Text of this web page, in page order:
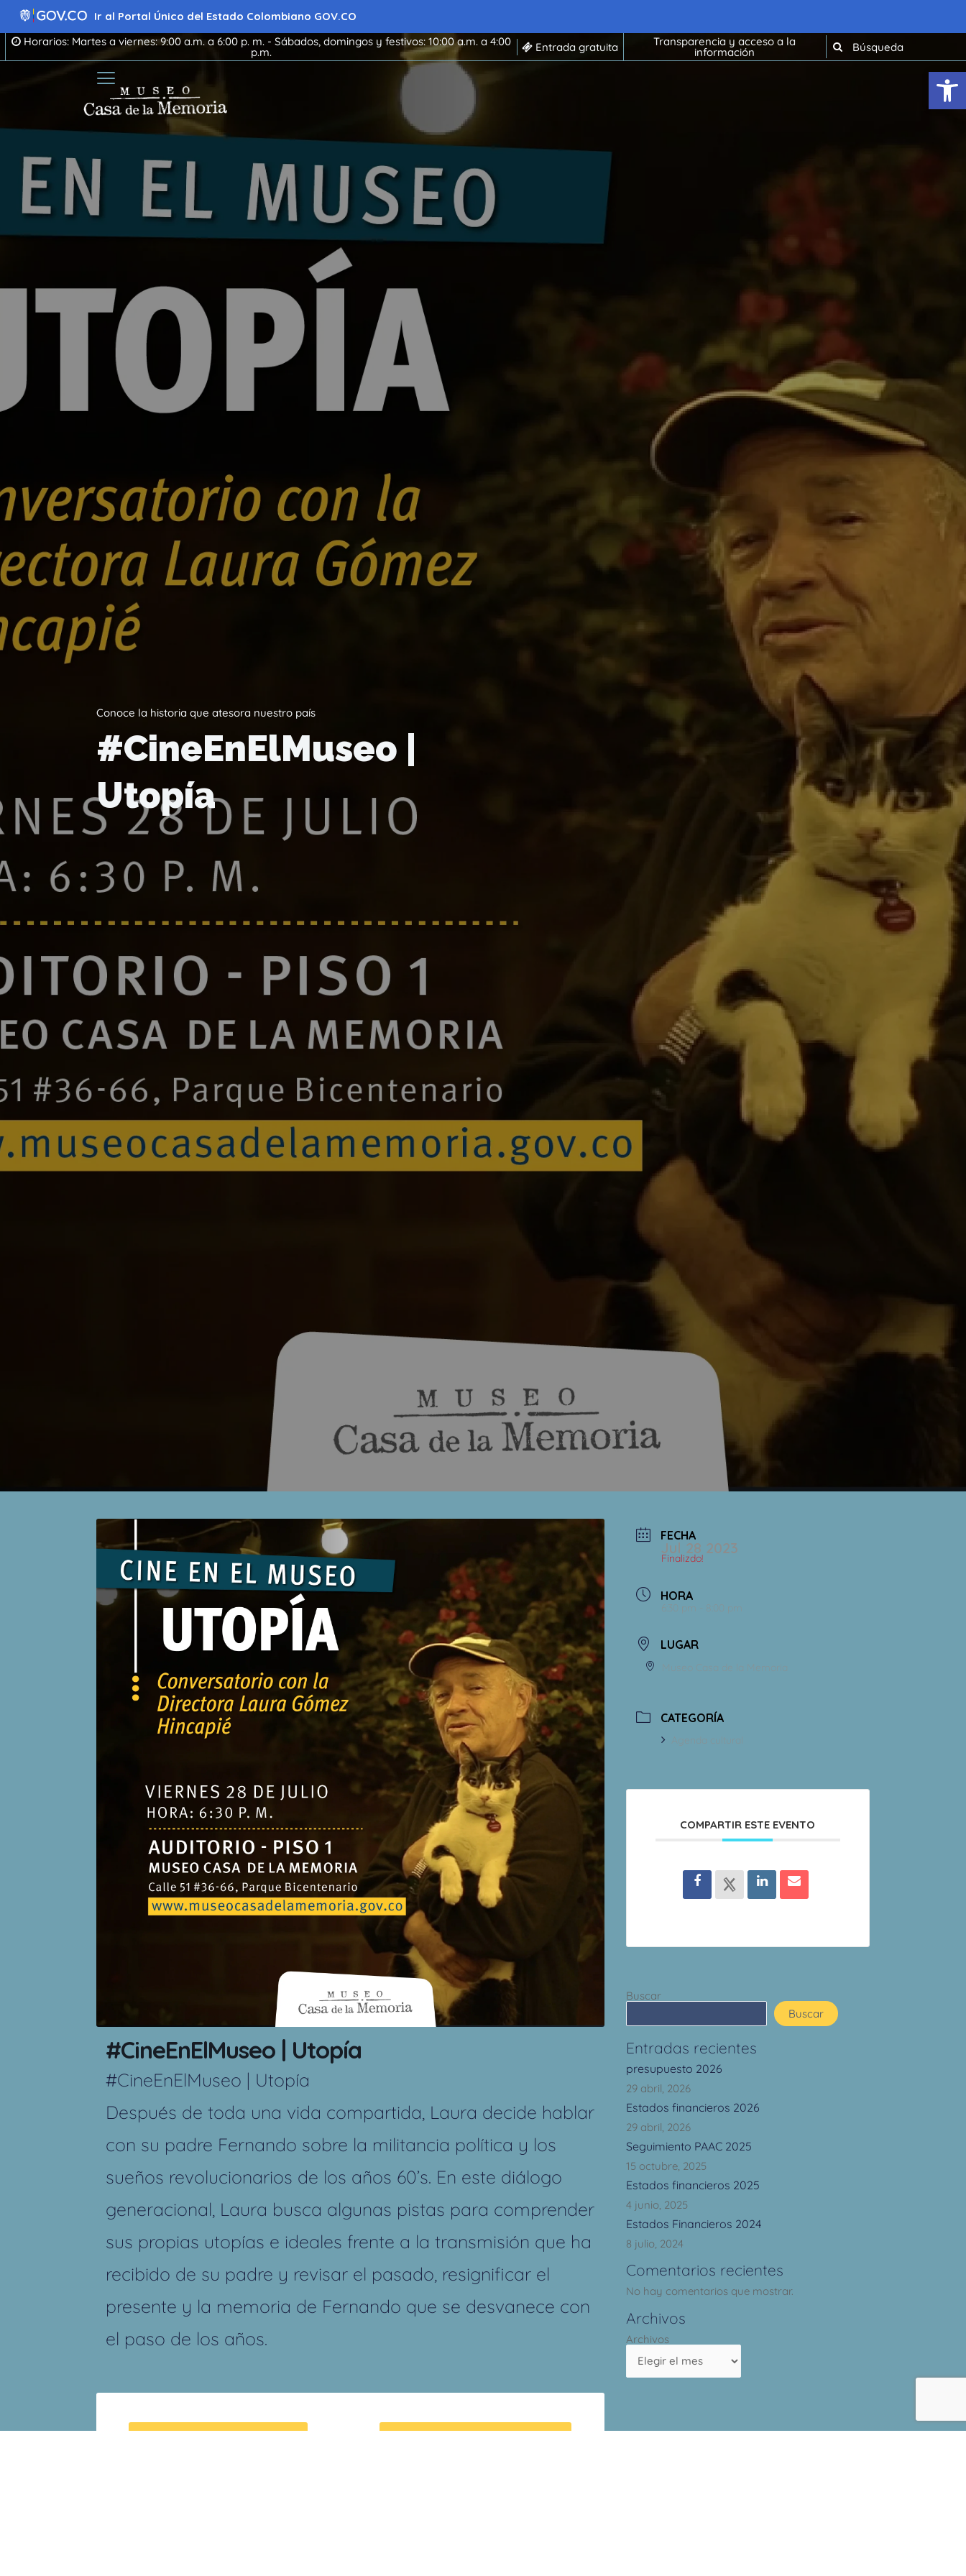
Abrir
Ir al Portal Único del Estado Colombiano GOV.CO
contenido
Horarios: Martes a viernes: 9:00 a.m. a 6:00 p. m. - Sábados, domingos y festivos: 10:00 a.m. a 4:00
p.m. Entrada gratuita Transparencia y acceso a la
información
Conoce la historia que atesora nuestro país
#CineEnElMuseo |
Utopía
#CineEnElMuseo | Utopía
#CineEnElMuseo | Utopía
Después de toda una vida compartida, Laura decide hablar
con su padre Fernando sobre la militancia política y los
sueños revolucionarios de los años 60’s. En este diálogo
generacional, Laura busca algunas pistas para comprender
sus propias utopías e ideales frente a la transmisión que ha
recibido de su padre y revisar el pasado, resignificar el
presente y la memoria de Fernando que se desvanece con
el paso de los años.
FECHA
Jul 28 2023
Finalizdo!
HORA
6:30 pm - 8:00 pm
LUGAR
Museo Casa de la Memoria
CATEGORÍA
Agenda cultural
COMPARTIR ESTE EVENTO
Buscar
Buscar
Entradas recientes
presupuesto 2026
29 abril, 2026
Estados financieros 2026
29 abril, 2026
Seguimiento PAAC 2025
15 octubre, 2025
Estados financieros 2025
4 junio, 2025
Estados Financieros 2024
8 julio, 2024
Comentarios recientes
No hay comentarios que mostrar.
Archivos
Archivos